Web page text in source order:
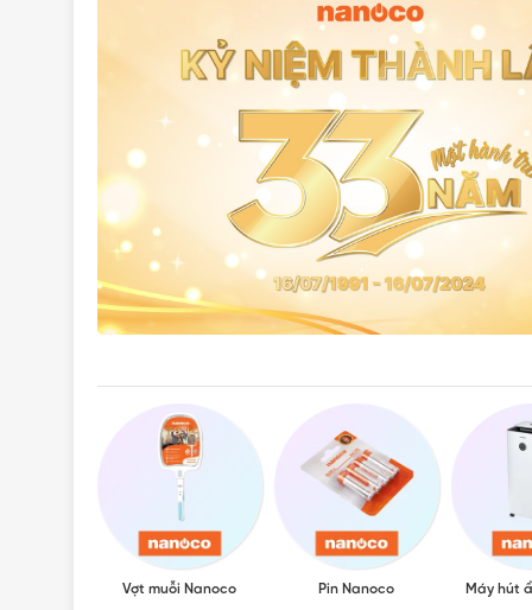
Vợt muỗi Nanoco Pin Nanoco Máy hút